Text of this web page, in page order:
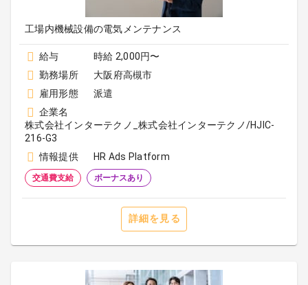
工場内機械設備の電気メンテナンス
給与
時給 2,000円〜
勤務場所
大阪府高槻市
雇用形態
派遣
企業名
株式会社インターテクノ_株式会社インターテクノ/HJIC-
216-G3
情報提供
HR Ads Platform
交通費支給 ボーナスあり
詳細を見る